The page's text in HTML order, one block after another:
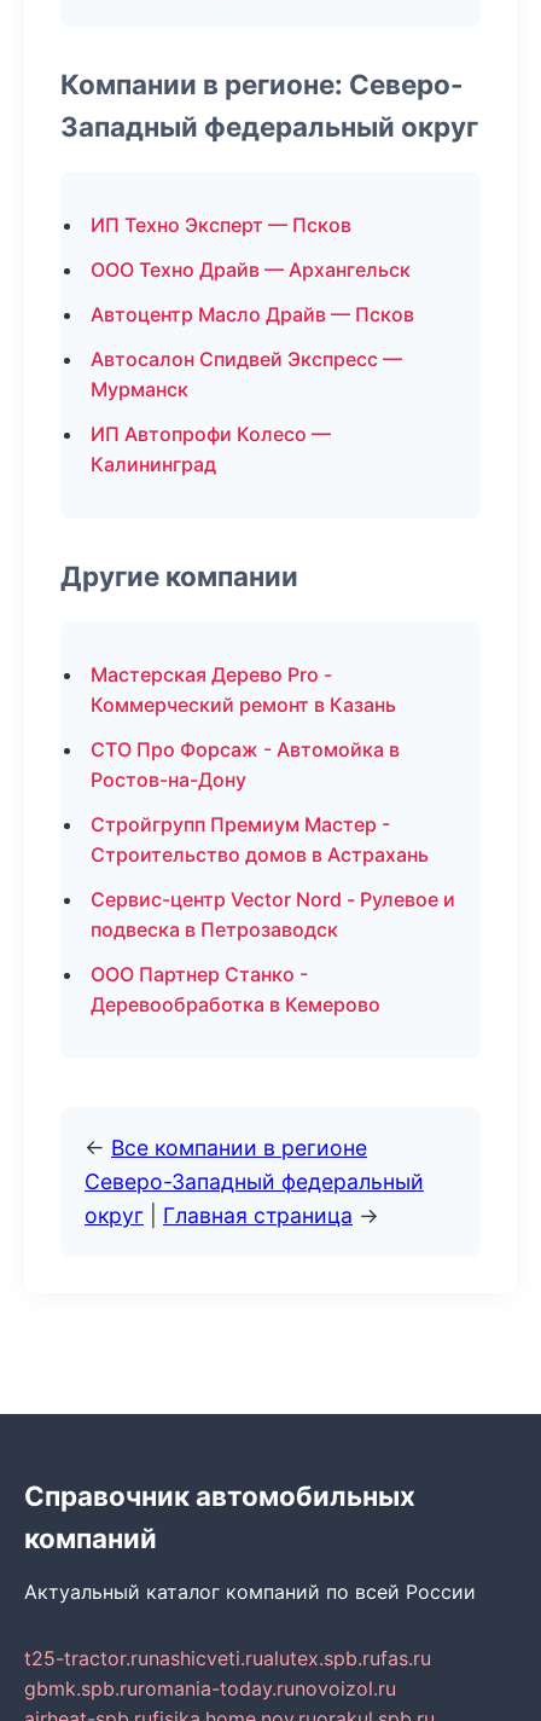
Компании в регионе: Северо-
Западный федеральный округ
ИП Техно Эксперт — Псков
ООО Техно Драйв — Архангельск
Автоцентр Масло Драйв — Псков
Автосалон Спидвей Экспресс —
Мурманск
ИП Автопрофи Колесо —
Калининград
Другие компании
Мастерская Дерево Pro -
Коммерческий ремонт в Казань
СТО Про Форсаж - Автомойка в
Ростов-на-Дону
Стройгрупп Премиум Мастер -
Строительство домов в Астрахань
Сервис-центр Vector Nord - Рулевое и
подвеска в Петрозаводск
ООО Партнер Станко -
Деревообработка в Кемерово
← Все компании в регионе
Северо-Западный федеральный
округ
Главная страница →
Справочник автомобильных
компаний
Актуальный каталог компаний по всей России
t25-tractor.runashicveti.rualutex.spb.rufas.ru
gbmk.spb.ruromania-today.runovoizol.ru